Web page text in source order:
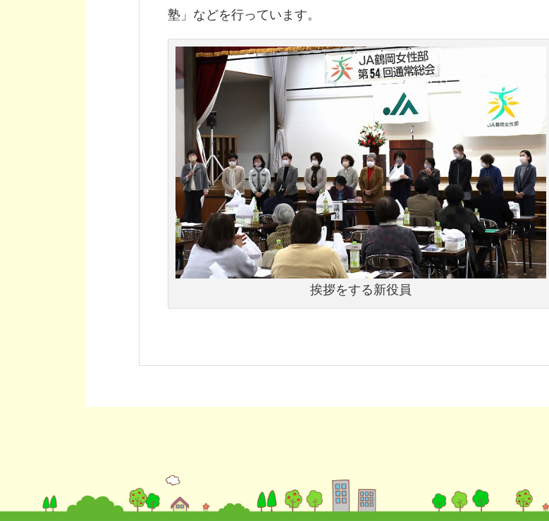
塾」などを行っています。
挨拶をする新役員